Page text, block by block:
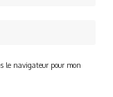
le navigateur pour mon